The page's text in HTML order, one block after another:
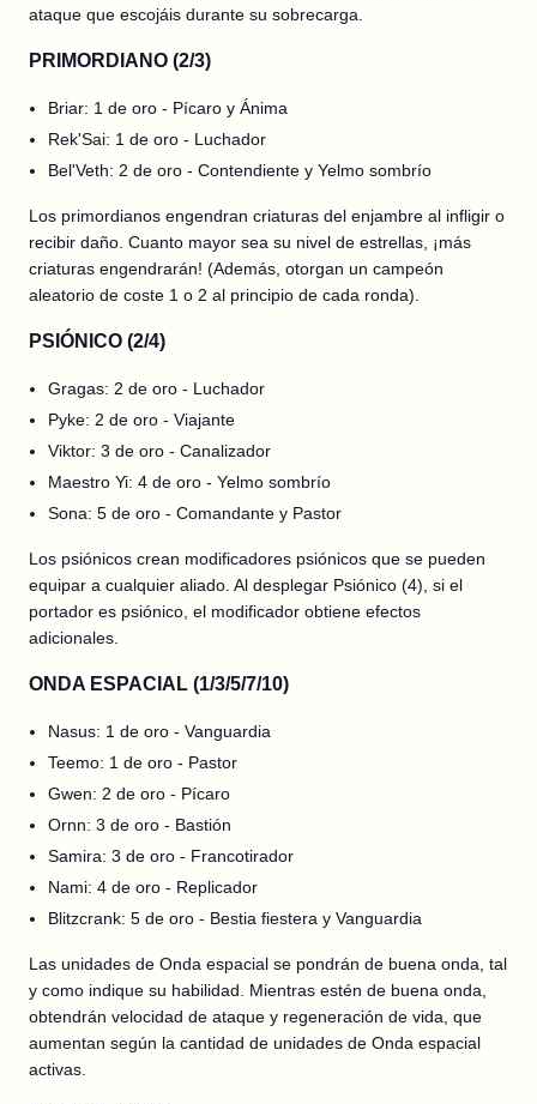
ataque que escojáis durante su sobrecarga.
PRIMORDIANO (2/3)
Briar: 1 de oro - Pícaro y Ánima
Rek'Sai: 1 de oro - Luchador
Bel'Veth: 2 de oro - Contendiente y Yelmo sombrío
Los primordianos engendran criaturas del enjambre al infligir o
recibir daño. Cuanto mayor sea su nivel de estrellas, ¡más
criaturas engendrarán! (Además, otorgan un campeón
aleatorio de coste 1 o 2 al principio de cada ronda).
PSIÓNICO (2/4)
Gragas: 2 de oro - Luchador
Pyke: 2 de oro - Viajante
Viktor: 3 de oro - Canalizador
Maestro Yi: 4 de oro - Yelmo sombrío
Sona: 5 de oro - Comandante y Pastor
Los psiónicos crean modificadores psiónicos que se pueden
equipar a cualquier aliado. Al desplegar Psiónico (4), si el
portador es psiónico, el modificador obtiene efectos
adicionales.
ONDA ESPACIAL (1/3/5/7/10)
Nasus: 1 de oro - Vanguardia
Teemo: 1 de oro - Pastor
Gwen: 2 de oro - Pícaro
Ornn: 3 de oro - Bastión
Samira: 3 de oro - Francotirador
Nami: 4 de oro - Replicador
Blitzcrank: 5 de oro - Bestia fiestera y Vanguardia
Las unidades de Onda espacial se pondrán de buena onda, tal
y como indique su habilidad. Mientras estén de buena onda,
obtendrán velocidad de ataque y regeneración de vida, que
aumentan según la cantidad de unidades de Onda espacial
activas.